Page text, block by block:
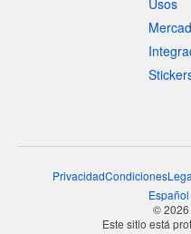
Usos
PrivacidadCondiciones
Español
© 2026
Este sitio está